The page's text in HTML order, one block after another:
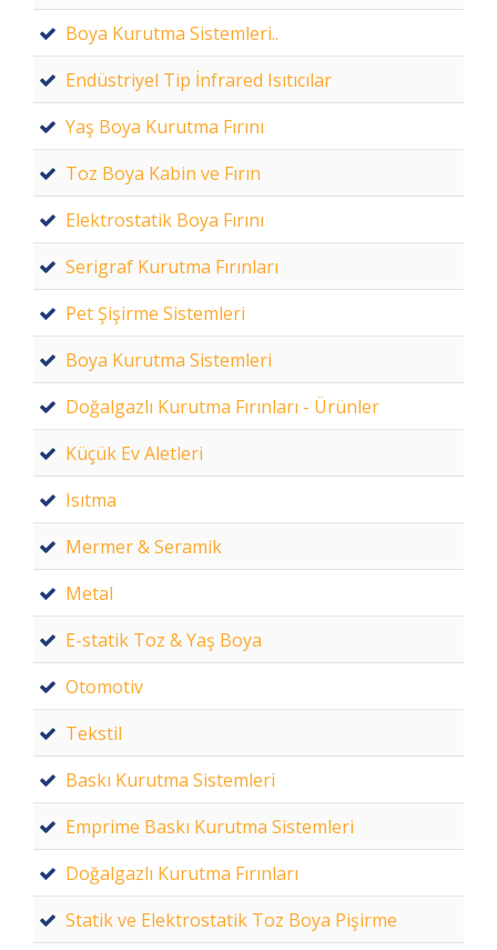
Boya Kurutma Sistemleri..
Endüstriyel Tip İnfrared Isıtıcılar
Yaş Boya Kurutma Fırını
Toz Boya Kabin ve Fırın
Elektrostatik Boya Fırını
Serigraf Kurutma Fırınları
Pet Şişirme Sistemleri
Boya Kurutma Sistemleri
Doğalgazlı Kurutma Fırınları - Ürünler
Küçük Ev Aletleri
Isıtma
Mermer & Seramik
Metal
E-statik Toz & Yaş Boya
Otomotiv
Tekstil
Baskı Kurutma Sistemleri
Emprime Baskı Kurutma Sistemleri
Doğalgazlı Kurutma Fırınları
Statik ve Elektrostatik Toz Boya Pişirme